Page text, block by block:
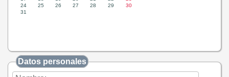
Datos personales